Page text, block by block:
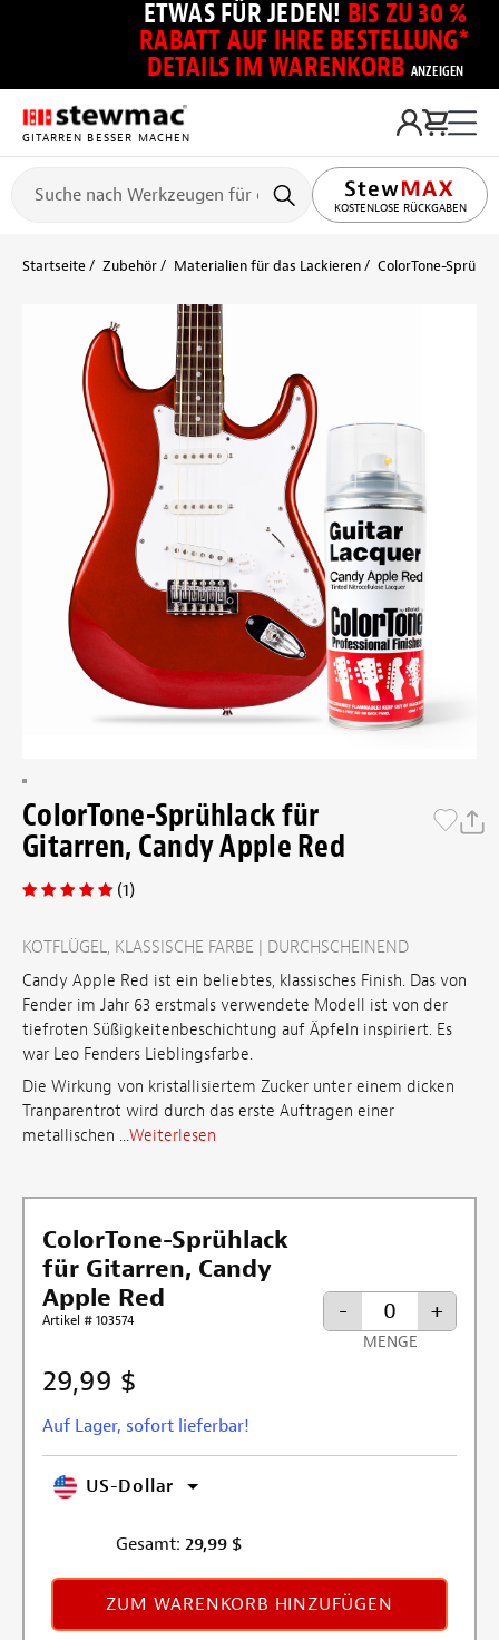
ETWAS FÜR JEDEN! BIS ZU 30 %
RABATT AUF IHRE BESTELLUNG*
DETAILS IM WARENKORB ANZEIGEN
GITARREN BESSER MACHEN
KOSTENLOSE RÜCKGABEN
Startseite Zubehör Materialien für das Lackieren ColorTone-
ColorTone-Sprühlack für
Gitarren, Candy Apple Red
(1)
KOTFLÜGEL, KLASSISCHE FARBE | DURCHSCHEINEND
Candy Apple Red ist ein beliebtes, klassisches Finish. Das von
Fender im Jahr 63 erstmals verwendete Modell ist von der
tiefroten Süßigkeitenbeschichtung auf Äpfeln inspiriert. Es
war Leo Fenders Lieblingsfarbe.
Die Wirkung von kristallisiertem Zucker unter einem dicken
Tranparentrot wird durch das erste Auftragen einer
metallischen ...Weiterlesen
ColorTone-Sprühlack
für Gitarren, Candy
Apple Red
Artikel # 103574
29,99 $
Auf Lager, sofort lieferbar!
- +
MENGE
US-Dollar
Gesamt: 29,99 $
ZUM WARENKORB HINZUFÜGEN